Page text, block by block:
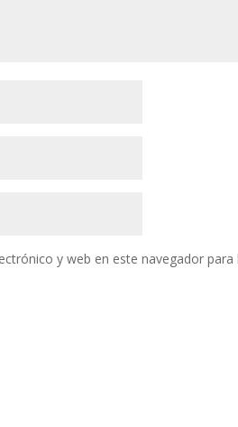
y web en este navegador